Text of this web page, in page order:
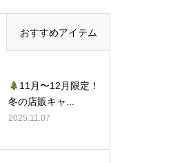
おすすめアイテム
11月〜12月限定！
冬の店販キャ...
2025.11.07